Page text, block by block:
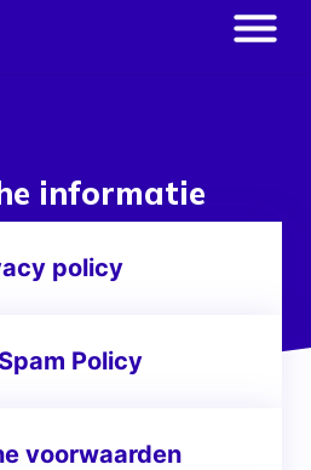
informatie
policy
Policy
voorwaarden